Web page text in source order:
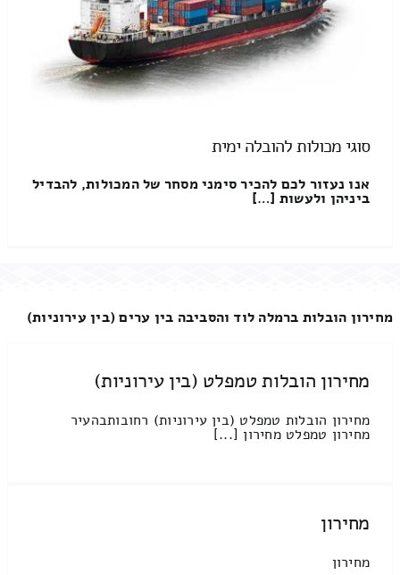
סוגי מכולות להובלה ימית
אנו נעזור לכם להכיר סימני מסחר של המכולות, להבדיל
ביניהן ולעשות […]
מחירון הובלות ברמלה לוד והסביבה בין ערים (בין עירוניות)
מחירון הובלות טמפלט (בין עירוניות)
מחירון הובלות טמפלט (בין עירוניות) רחובותבהעיר
מחירון טמפלט מחירון [...]
מחירון
מחירון